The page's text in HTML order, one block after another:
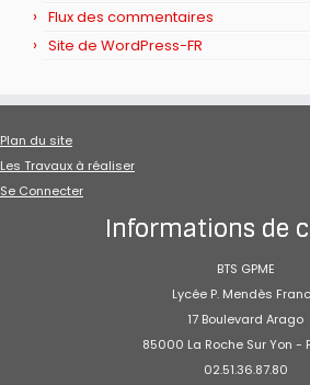
Flux des commentaires
Site de WordPress-FR
Plan du site
Les Travaux à réaliser
Se Connecter
Informations de
BTS GPME
Lycée P. Mendès
17 Boulevard Arago
85000 La Roche Sur Yon -
02.51.36.87.80